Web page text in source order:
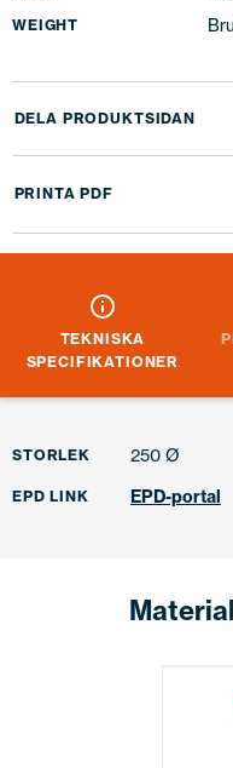
WEIGHT
DELA PRODUKTSIDAN
PRINTA PDF
TEKNISKA
SPECIFIKATIONER
STORLEK 250 Ø
EPD LINK EPD-portal